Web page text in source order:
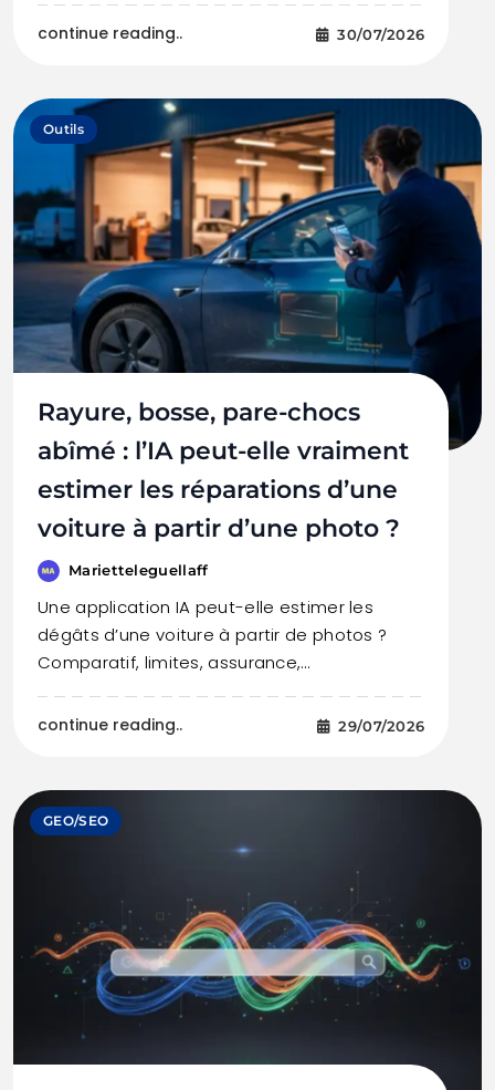
continue reading.. 30/07/2026
Outils
Rayure, bosse, pare-chocs
abîmé : l’IA peut-elle vraiment
estimer les réparations d’une
voiture à partir d’une photo ?
Marietteleguellaff
Une application IA peut-elle estimer les
dégâts d’une voiture à partir de photos ?
Comparatif, limites, assurance,…
continue reading.. 29/07/2026
GEO/SEO